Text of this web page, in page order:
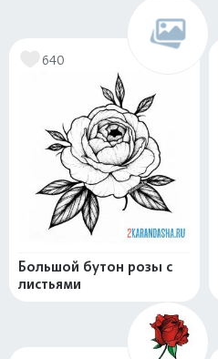
640
Большой бутон розы с
листьями